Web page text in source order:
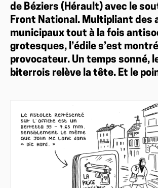
de Béziers (Hérault) avec le
Front National. Multipliant des
municipaux tout à la fois
grotesques, l’édile s’est
provocateur. Un temps sonné,
biterrois relève la tête. Et le